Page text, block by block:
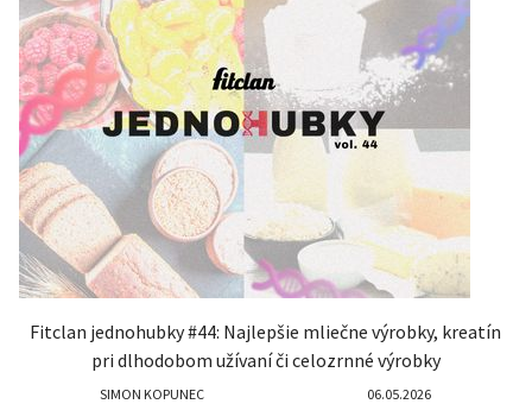
Fitclan jednohubky #44: Najlepšie mliečne výrobky, kreatín
pri dlhodobom užívaní či celozrnné výrobky
SIMON KOPUNEC 06.05.2026